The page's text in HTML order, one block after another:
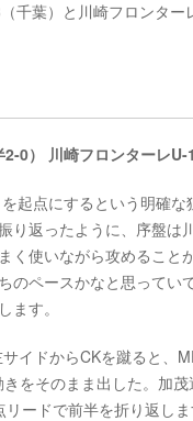
千葉）と川崎フロンター
0） 川崎フロンターレU-
起点にするという明確
り返ったように、序盤
く使いながら攻めるこ
のペースかなと思って
ます。
イドからCKを蹴ると、
きをそのまま出した。加
ードで前半を折り返しま